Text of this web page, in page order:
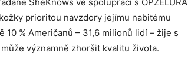
prioritou navzdory jejímu nabitému
% Američanů – 31,6 milionů lidí – žije s
významně zhoršit kvalitu života.